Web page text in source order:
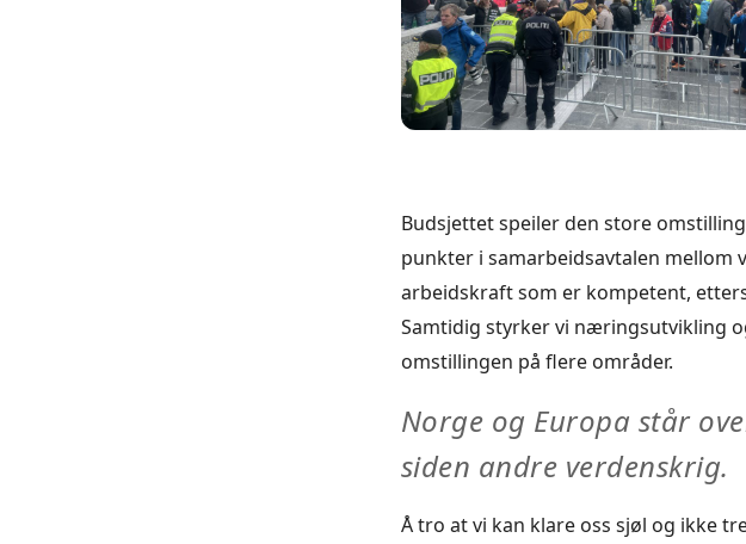
Budsjettet speiler den store
punkter i samarbeidsavtalen mellom
arbeidskraft som er kompetent,
Samtidig styrker vi næringsutvikling
omstillingen på flere områder.
Norge og Europa står
siden andre verdenskrig.
Å tro at vi kan klare oss sjøl og ikke